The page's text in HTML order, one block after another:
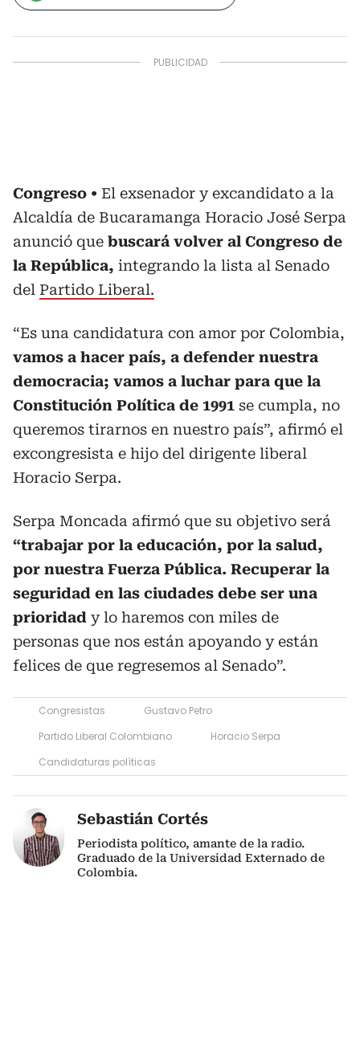
Congreso
El exsenador y excandidato a la
Alcaldía de Bucaramanga Horacio José Serpa
anunció que buscará volver al Congreso de
la República, integrando la lista al Senado
del Partido Liberal.
“Es una candidatura con amor por Colombia,
vamos a hacer país, a defender nuestra
democracia; vamos a luchar para que la
Constitución Política de 1991 se cumpla, no
queremos tirarnos en nuestro país”, afirmó el
excongresista e hijo del dirigente liberal
Horacio Serpa.
Serpa Moncada afirmó que su objetivo será
“trabajar por la educación, por la salud,
por nuestra Fuerza Pública. Recuperar la
seguridad en las ciudades debe ser una
prioridad y lo haremos con miles de
personas que nos están apoyando y están
felices de que regresemos al Senado”.
Congresistas
Gustavo Petro
Partido Liberal Colombiano
Horacio Serpa
Candidaturas políticas
Sebastián Cortés
Periodista político, amante de la radio.
Graduado de la Universidad Externado de
Colombia.